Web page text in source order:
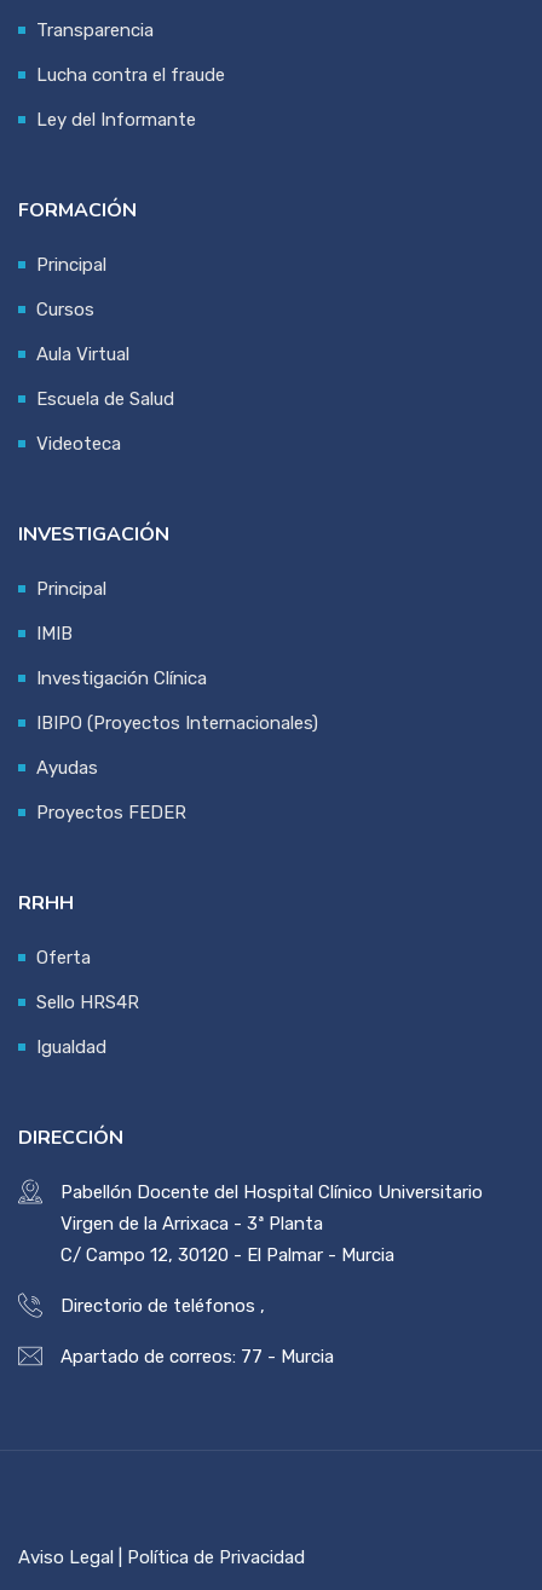
Transparencia
Lucha contra el fraude
Ley del Informante
FORMACIÓN
Principal
Cursos
Aula Virtual
Escuela de Salud
Videoteca
INVESTIGACIÓN
Principal
IMIB
Investigación Clínica
IBIPO (Proyectos Internacionales)
Ayudas
Proyectos FEDER
RRHH
Oferta
Sello HRS4R
Igualdad
DIRECCIÓN
Pabellón Docente del Hospital Clínico Universitario
Virgen de la Arrixaca - 3ª Planta
C/ Campo 12, 30120 - El Palmar - Murcia
Directorio de teléfonos ,
Apartado de correos: 77 - Murcia
Aviso Legal | Política de Privacidad